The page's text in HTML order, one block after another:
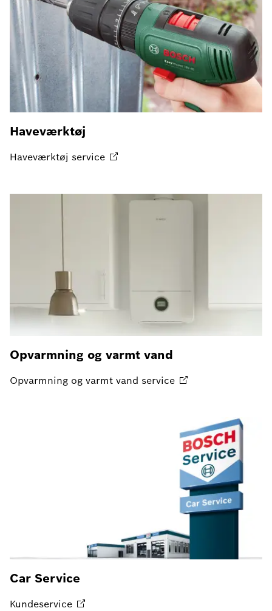
Haveværktøj
Haveværktøj service
Opvarmning og varmt vand
Opvarmning og varmt vand service
Car Service
Kundeservice